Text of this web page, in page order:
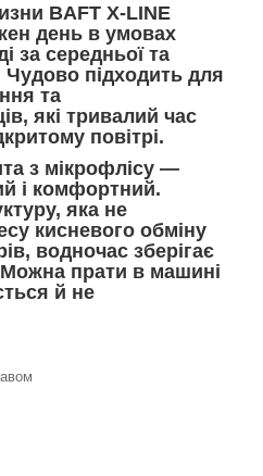
BAFT X-LINE
день в умовах
за середньої та
Чудово підходить для
та
які тривалий час
повітрі.
з мікрофлісу —
і комфортний.
яка не
кисневого обміну
водночас зберігає
прати в машині
й не